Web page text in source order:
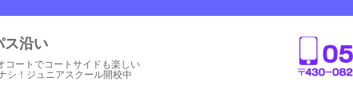
ス沿い
コートでコートサイドも楽しい
シ！ジュニアスクール開校中